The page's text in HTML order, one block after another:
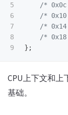
5
6
7
8
/*
/*
/*
/*
};
CPU上下文和上
基础。